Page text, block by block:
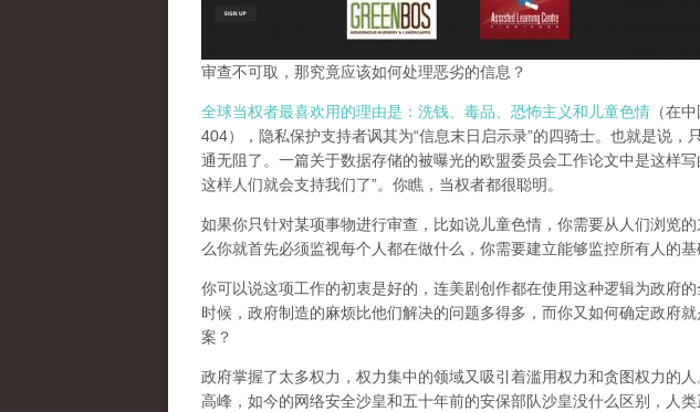
审查不可取，那究竟应该如何处理恶劣的信息？
全球当权者最喜欢用的理由是：洗钱、毒品、恐怖主义和儿童色情 （在
404），隐私保护支持者讽其为“信息末日启示录”的四骑士。也就是说，
通无阻了。一篇关于数据存储的被曝光的欧盟委员会工作论文中是这样写
这样人们就会支持我们了”。你瞧，当权者都很聪明。
如果你只针对某项事物进行审查，比如说儿童色情，你需要从人们浏览
么你就首先必须监视每个人都在做什么，你需要建立能够监控所有人的基
你可以说这项工作的初衷是好的，连美剧创作都在使用这种逻辑为政府的
时候，政府制造的麻烦比他们解决的问题多得多，而你又如何确定政府
案？
政府掌握了太多权力，权力集中的领域又吸引着滥用权力和贪图权力的
高峰， 如今的网络安全沙皇和五十年前的安保部队沙皇没什么区别，人